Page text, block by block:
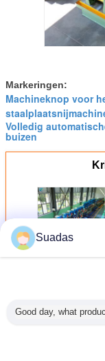
Markeringen:
Machineknop voor
Volledig
buizen
MeerMachine voor
Suadas
Good day, what